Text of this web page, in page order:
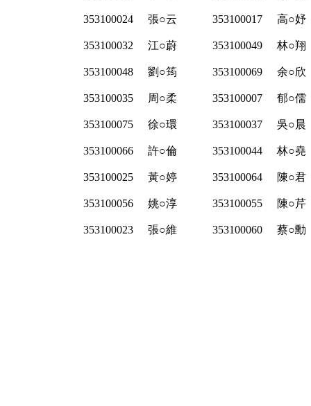
353100024 張○云 353100017 高○妤
353100032 江○蔚 353100049 林○翔
353100048 劉○筠 353100069 余○欣
353100035 周○柔 353100007 郁○儒
353100075 徐○環 353100037 吳○晨
353100066 許○倫 353100044 林○堯
353100025 黃○婷 353100064 陳○君
353100056 姚○淳 353100055 陳○芹
353100023 張○維 353100060 蔡○勳